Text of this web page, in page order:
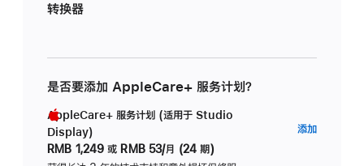
转换器
是否要添加 AppleCare+ 服务计划？
AppleCare+ 服务计划 (适用于 Studio
Display)
RMB 1,249 或 RMB 53/月 (24 期)
添加